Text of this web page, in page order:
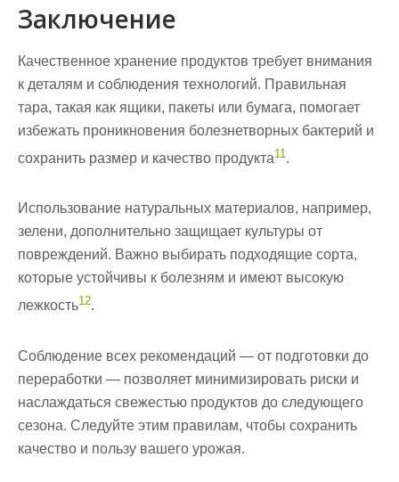
Заключение
Качественное хранение продуктов требует внимания
к деталям и соблюдения технологий. Правильная
тара, такая как ящики, пакеты или бумага, помогает
избежать проникновения болезнетворных бактерий и
сохранить размер и качество продукта11 .
Использование натуральных материалов, например,
зелени, дополнительно защищает культуры от
повреждений. Важно выбирать подходящие сорта,
которые устойчивы к болезням и имеют высокую
лежкость12.
Соблюдение всех рекомендаций — от подготовки до
переработки — позволяет минимизировать риски и
наслаждаться свежестью продуктов до следующего
сезона. Следуйте этим правилам, чтобы сохранить
качество и пользу вашего урожая.